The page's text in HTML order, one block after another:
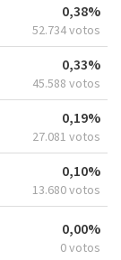
0,38%
52.734 votos
0,33%
45.588 votos
0,19%
27.081 votos
0,10%
13.680 votos
0,00%
0 votos